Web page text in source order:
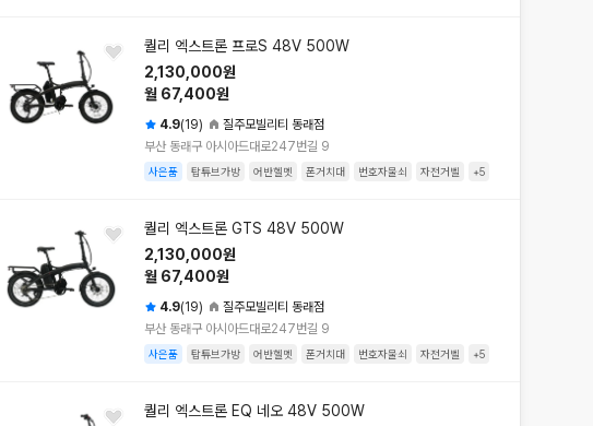
퀄리 엑스트론 프로S 48V 500W
2,130,000원
월 67,400원
4.9(19)
질주모빌리티 동래점
부산 동래구 아시아드대로247번길 9
사은품 탑튜브가방 어반헬멧 폰거치대 번호자물쇠 자전거벨 +5
퀄리 엑스트론 GTS 48V 500W
2,130,000원
월 67,400원
4.9(19)
질주모빌리티 동래점
부산 동래구 아시아드대로247번길 9
사은품 탑튜브가방 어반헬멧 폰거치대 번호자물쇠 자전거벨 +5
퀄리 엑스트론 EQ 네오 48V 500W